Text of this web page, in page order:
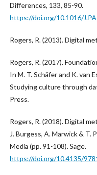
Differences, 133, 85-90.
https://doi.org/10.1016/
Rogers, R. (2013). Digital
Rogers, R. (2017).
In M. T. Schäfer and K. van
Studying culture through
Press.
Rogers, R. (2018). Digital
J. Burgess, A. Marwick & T.
Media (pp. 91-108). Sage.
https://doi.org/10.4135/